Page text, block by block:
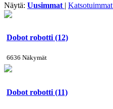
Näytä: Uusimmat | Katsotuimmat
Dobot robotti (12)
6636 Näkymät
Dobot robotti (11)